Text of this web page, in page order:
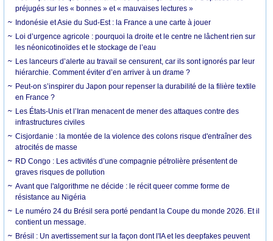
préjugés sur les « bonnes » et « mauvaises lectures »
Indonésie et Asie du Sud-Est : la France a une carte à jouer
Loi d’urgence agricole : pourquoi la droite et le centre ne lâchent rien sur
les néonicotinoïdes et le stockage de l’eau
Les lanceurs d’alerte au travail se censurent, car ils sont ignorés par leur
hiérarchie. Comment éviter d’en arriver à un drame ?
Peut-on s’inspirer du Japon pour repenser la durabilité de la filière textile
en France ?
Les États-Unis et l’Iran menacent de mener des attaques contre des
infrastructures civiles
Cisjordanie : la montée de la violence des colons risque d'entraîner des
atrocités de masse
RD Congo : Les activités d’une compagnie pétrolière présentent de
graves risques de pollution
Avant que l'algorithme ne décide : le récit queer comme forme de
résistance au Nigéria
Le numéro 24 du Brésil sera porté pendant la Coupe du monde 2026. Et il
contient un message.
Brésil : Un avertissement sur la façon dont l'IA et les deepfakes peuvent